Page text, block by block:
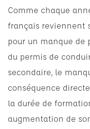
Comme chaque
français reviennent
pour un manque de
du permis de
secondaire, le
conséquence
la durée de
augmentation de